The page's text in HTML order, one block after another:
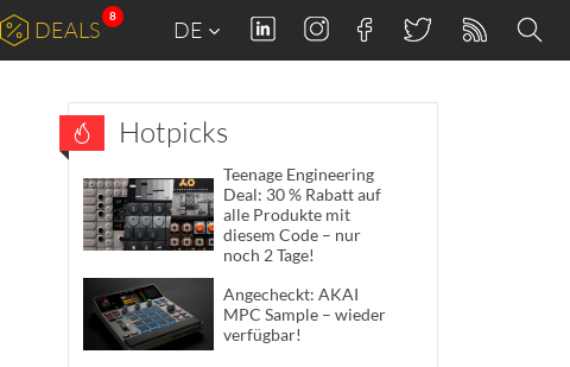
DEALS
8
DE
Hotpicks
Teenage Engineering
Deal: 30 % Rabatt auf
alle Produkte mit
diesem Code – nur
noch 2 Tage!
Angecheckt: AKAI
MPC Sample – wieder
verfügbar!